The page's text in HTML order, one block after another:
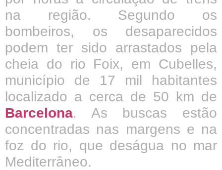
na região. Segundo os
bombeiros, os desaparecidos
podem ter sido arrastados pela
cheia do rio Foix, em Cubelles,
município de 17 mil habitantes
localizado a cerca de 50 km de
Barcelona. As buscas estão
concentradas nas margens e na
foz do rio, que deságua no mar
Mediterrâneo.